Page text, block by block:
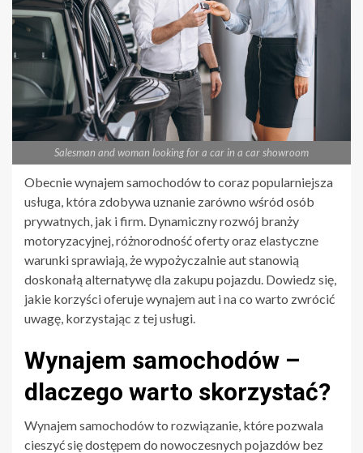
Salesman and woman looking for a car in a car showroom
Obecnie wynajem samochodów to coraz popularniejsza
usługa, która zdobywa uznanie zarówno wśród osób
prywatnych, jak i firm. Dynamiczny rozwój branży
motoryzacyjnej, różnorodność oferty oraz elastyczne
warunki sprawiają, że wypożyczalnie aut stanowią
doskonałą alternatywę dla zakupu pojazdu. Dowiedz się,
jakie korzyści oferuje wynajem aut i na co warto zwrócić
uwagę, korzystając z tej usługi.
Wynajem samochodów –
dlaczego warto skorzystać?
Wynajem samochodów to rozwiązanie, które pozwala
cieszyć się dostępem do nowoczesnych pojazdów bez